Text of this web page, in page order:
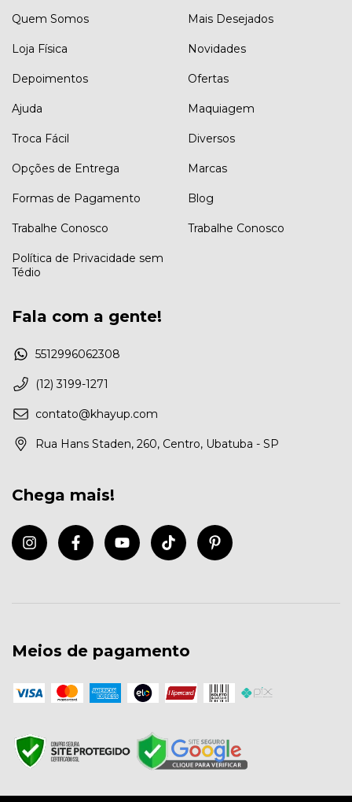
Quem Somos
Loja Física
Depoimentos
Ajuda
Troca Fácil
Opções de Entrega
Formas de Pagamento
Trabalhe Conosco
Política de Privacidade sem
Tédio
Mais Desejados
Novidades
Ofertas
Maquiagem
Diversos
Marcas
Blog
Trabalhe Conosco
Fala com a gente!
5512996062308
(12) 3199-1271
contato@khayup.com
Rua Hans Staden, 260, Centro, Ubatuba - SP
Chega mais!
Meios de pagamento